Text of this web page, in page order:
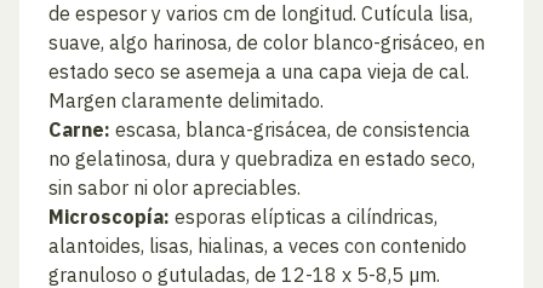
de espesor y varios cm de longitud. Cutícula lisa,
suave, algo harinosa, de color blanco-grisáceo, en
estado seco se asemeja a una capa vieja de cal.
Margen claramente delimitado.
Carne: escasa, blanca-grisácea, de consistencia
no gelatinosa, dura y quebradiza en estado seco,
sin sabor ni olor apreciables.
Microscopía: esporas elípticas a cilíndricas,
alantoides, lisas, hialinas, a veces con contenido
granuloso o gutuladas, de 12-18 x 5-8,5 µm.